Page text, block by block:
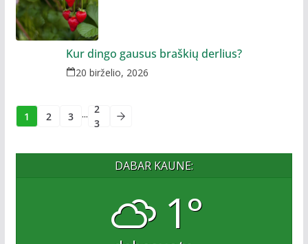
Kur dingo gausus braškių derlius?
20 birželio, 2026
1 2 3 ... 2
3
DABAR KAUNE:
1°